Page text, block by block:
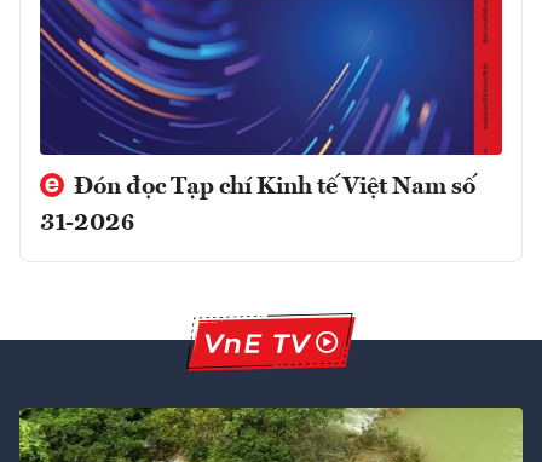
Đón đọc Tạp chí Kinh tế Việt Nam số
31-2026